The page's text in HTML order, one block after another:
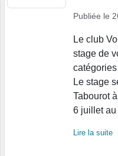
Publiée le
Le club
stage de
Le stage
Tabourot
6 juillet au
Lire la suite